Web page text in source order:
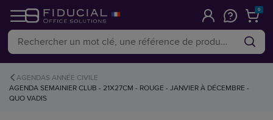
0
AGENDAS ANNÉE CIVILE
AGENDA SEMAINIER CLUB - 21X27CM - ROUGE - JANVIER À DÉCEMBRE -
QUO VADIS